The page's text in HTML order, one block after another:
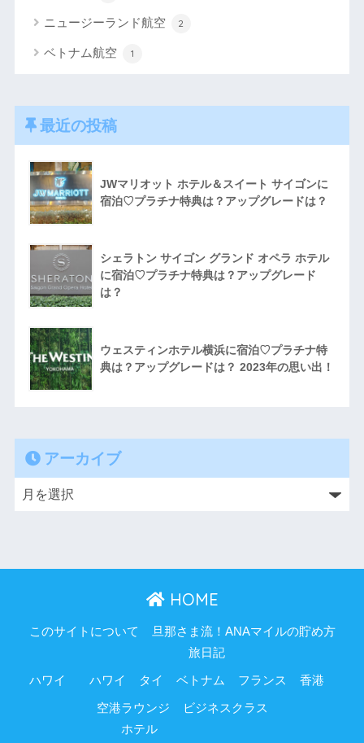
ニュージーランド航空 2
ベトナム航空 1
最近の投稿
JWマリオット ホテル＆スイート サイゴンに
宿泊♡プラチナ特典は？アップグレードは？
シェラトン サイゴン グランド オペラ ホテル
に宿泊♡プラチナ特典は？アップグレード
は？
ウェスティンホテル横浜に宿泊♡プラチナ特
典は？アップグレードは？ 2023年の思い出！
アーカイブ
HOME
このサイトについて 旦那さま流！ANAマイルの貯め方
ハワイ
旅日記
ハワイ タイ ベトナム フランス 香港
空港ラウンジ
ビジネスクラス
ホテル